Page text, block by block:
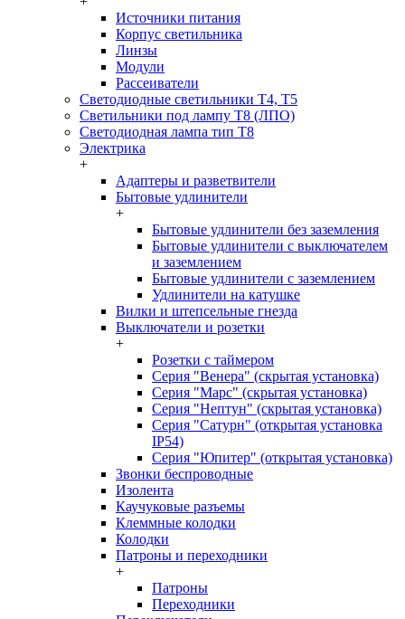
Источники питания
Корпус светильника
Линзы
Модули
Рассеиватели
Светодиодные светильники T4, T5
Светильники под лампу Т8 (ЛПО)
Светодиодная лампа тип T8
Электрика
+
Адаптеры и разветвители
Бытовые удлинители
+
Бытовые удлинители без заземления
Бытовые удлинители с выключателем
и заземлением
Бытовые удлинители с заземлением
Удлинители на катушке
Вилки и штепсельные гнезда
Выключатели и розетки
+
Розетки с таймером
Серия "Венера" (скрытая установка)
Серия "Марс" (скрытая установка)
Серия "Нептун" (скрытая установка)
Серия "Сатурн" (открытая установка
IP54)
Серия "Юпитер" (открытая установка)
Звонки беспроводные
Изолента
Каучуковые разъемы
Клеммные колодки
Колодки
Патроны и переходники
+
Патроны
Переходники